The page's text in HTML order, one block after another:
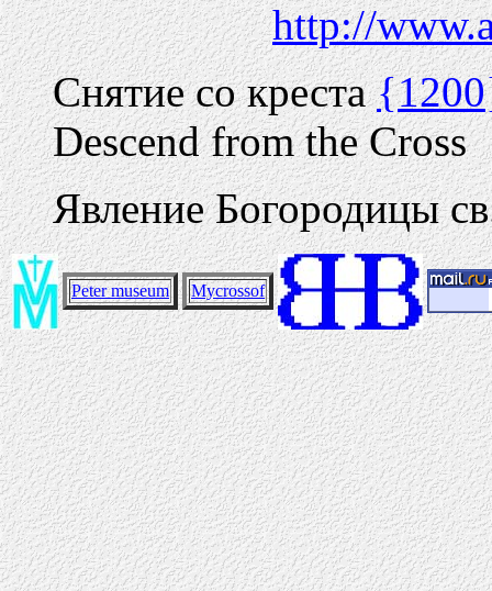
http://
Снятие со креста
Descend from the Cross
Явление Богородицы
Peter museum Mycrossof